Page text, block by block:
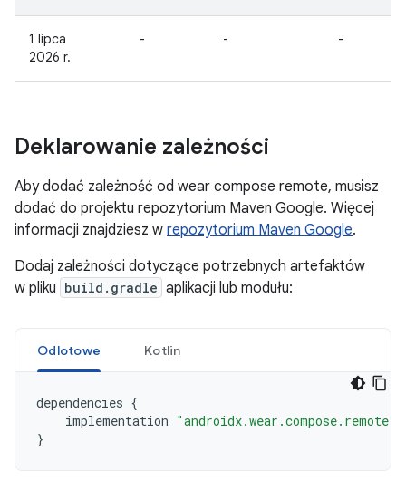
1 lipca
2026 r.
- - -
Deklarowanie zależności
Aby dodać zależność od wear compose remote, musisz
dodać do projektu repozytorium Maven Google. Więcej
informacji znajdziesz w repozytorium Maven Google.
Dodaj zależności dotyczące potrzebnych artefaktów
w pliku build.gradle aplikacji lub modułu:
Odlotowe Kotlin
dependencies {
implementation
}